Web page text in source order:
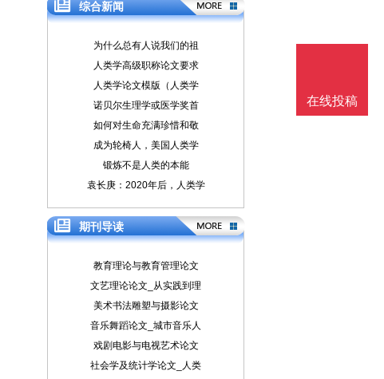
综合新闻
为什么总有人说我们的祖
人类学高级职称论文要求
人类学论文模版（人类学
诺贝尔生理学或医学奖首
如何对生命充满珍惜和敬
成为轮椅人，美国人类学
锻炼不是人类的本能
袁长庚：2020年后，人类学
期刊导读
教育理论与教育管理论文
文艺理论论文_从实践到理
美术书法雕塑与摄影论文
音乐舞蹈论文_城市音乐人
戏剧电影与电视艺术论文
社会学及统计学论文_人类
在线投稿